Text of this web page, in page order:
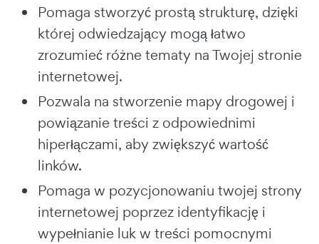
Pomaga stworzyć prostą strukturę, dzięki
której odwiedzający mogą łatwo
zrozumieć różne tematy na Twojej stronie
internetowej.
Pozwala na stworzenie mapy drogowej i
powiązanie treści z odpowiednimi
hiperłączami, aby zwiększyć wartość
linków.
Pomaga w pozycjonowaniu twojej strony
internetowej poprzez identyfikację i
wypełnianie luk w treści pomocnymi